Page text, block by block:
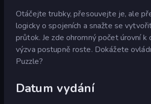
Otáčejte trubky, přesouvejte je, ale
logicky o spojeních a snažte se
průtok. Je zde ohromný počet úrovní k
výzva postupně roste. Dokážete
Puzzle?
Datum vydání